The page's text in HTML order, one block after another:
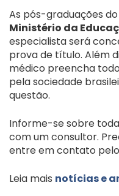
As pós-graduações do
Ministério da
especialista será
prova de título. Além
médico preencha
pela sociedade
questão.
Informe-se sobre
com um consultor.
entre em contato pelo
Leia mais notícias e